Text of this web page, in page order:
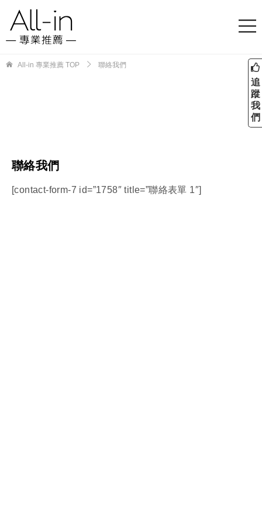
All-in 專業推薦 TOP 聯絡我們
聯絡我們
[contact-form-7 id=”1758″ title=”聯絡表單 1″]
追
蹤
我
們